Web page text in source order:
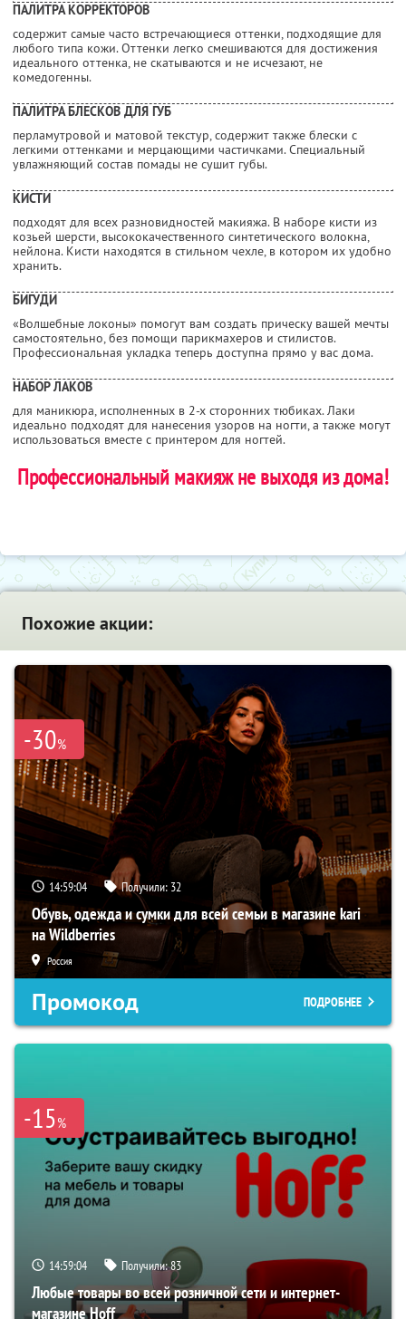
ПАЛИТРА КОРРЕКТОРОВ
содержит самые часто встречающиеся оттенки, подходящие для
любого типа кожи. Оттенки легко смешиваются для достижения
идеального оттенка, не скатываются и не исчезают, не
комедогенны.
ПАЛИТРА БЛЕСКОВ ДЛЯ ГУБ
перламутровой и матовой текстур, содержит также блески с
легкими оттенками и мерцающими частичками. Специальный
увлажняющий состав помады не сушит губы.
КИСТИ
подходят для всех разновидностей макияжа. В наборе кисти из
козьей шерсти, высококачественного синтетического волокна,
нейлона. Кисти находятся в стильном чехле, в котором их удобно
хранить.
БИГУДИ
«Волшебные локоны» помогут вам создать прическу вашей мечты
самостоятельно, без помощи парикмахеров и стилистов.
Профессиональная укладка теперь доступна прямо у вас дома.
НАБОР ЛАКОВ
для маникюра, исполненных в 2-х сторонних тюбиках. Лаки
идеально подходят для нанесения узоров на ногти, а также могут
использоваться вместе с принтером для ногтей.
Профессиональный макияж не выходя из дома!
Похожие акции:
-30%
14:59:04 Получили: 32
Обувь, одежда и сумки для всей семьи в магазине kari
на Wildberries
Россия
Промокод ПОДРОБНЕЕ
-15%
14:59:04 Получили:83
Любые товары во всей розничной сети и интернет-
магазине Hoff